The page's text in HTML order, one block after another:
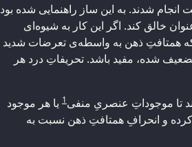
شدند. به این ساز راهنمایی شده بود
خالق کند. اگر این کار به شیوه‌ای
همتافتِ ذهن به واسطه‌ی تعرضات شدید
شده، مفید باشد. تحریفاتِ درد هر
تا موجوداتِ عنصریِ منفی1 یا هر موجود
کرده و انحرافِ همتافتِ ذهن نسبت به